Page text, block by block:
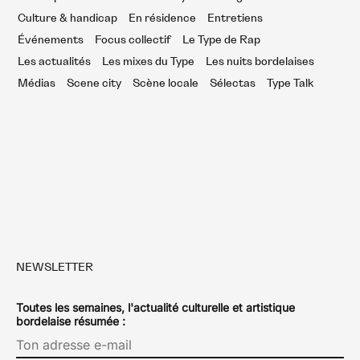
Culture & handicap
En résidence
Entretiens
Événements
Focus collectif
Le Type de Rap
Les actualités
Les mixes du Type
Les nuits bordelaises
Médias
Scene city Scène locale Sélectas Type Talk
NEWSLETTER
Toutes les semaines, l'actualité culturelle et artistique
bordelaise résumée :